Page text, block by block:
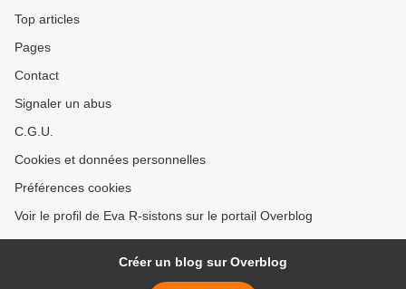
Top articles
Pages
Contact
Signaler un abus
C.G.U.
Cookies et données personnelles
Préférences cookies
Voir le profil de Eva R-sistons sur le portail Overblog
Créer un blog sur Overblog